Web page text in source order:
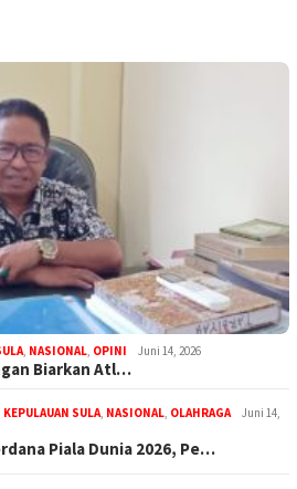
, NASIONAL, OPINI Juni 14, 2026
Biarkan Atl…
KEPULAUAN SULA, NASIONAL, OLAHRAGA
Juni 14,
Piala Dunia 2026, Pe…